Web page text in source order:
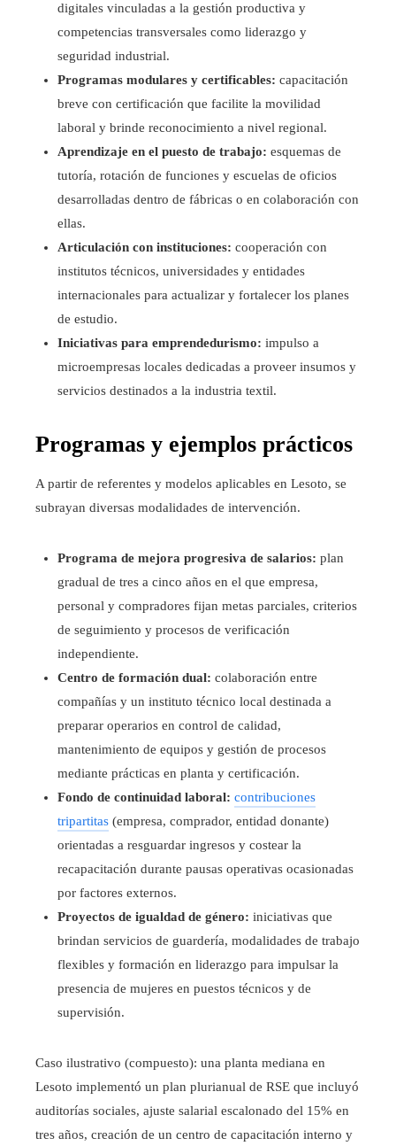
digitales vinculadas a la gestión productiva y
competencias transversales como liderazgo y
seguridad industrial.
Programas modulares y certificables: capacitación
breve con certificación que facilite la movilidad
laboral y brinde reconocimiento a nivel regional.
Aprendizaje en el puesto de trabajo: esquemas de
tutoría, rotación de funciones y escuelas de oficios
desarrolladas dentro de fábricas o en colaboración con
ellas.
Articulación con instituciones: cooperación con
institutos técnicos, universidades y entidades
internacionales para actualizar y fortalecer los planes
de estudio.
Iniciativas para emprendedurismo: impulso a
microempresas locales dedicadas a proveer insumos y
servicios destinados a la industria textil.
Programas y ejemplos prácticos
A partir de referentes y modelos aplicables en Lesoto, se
subrayan diversas modalidades de intervención.
Programa de mejora progresiva de salarios: plan
gradual de tres a cinco años en el que empresa,
personal y compradores fijan metas parciales, criterios
de seguimiento y procesos de verificación
independiente.
Centro de formación dual: colaboración entre
compañías y un instituto técnico local destinada a
preparar operarios en control de calidad,
mantenimiento de equipos y gestión de procesos
mediante prácticas en planta y certificación.
Fondo de continuidad laboral: contribuciones
tripartitas (empresa, comprador, entidad donante)
orientadas a resguardar ingresos y costear la
recapacitación durante pausas operativas ocasionadas
por factores externos.
Proyectos de igualdad de género: iniciativas que
brindan servicios de guardería, modalidades de trabajo
flexibles y formación en liderazgo para impulsar la
presencia de mujeres en puestos técnicos y de
supervisión.
Caso ilustrativo (compuesto): una planta mediana en
Lesoto implementó un plan plurianual de RSE que incluyó
auditorías sociales, ajuste salarial escalonado del 15% en
tres años, creación de un centro de capacitación interno y